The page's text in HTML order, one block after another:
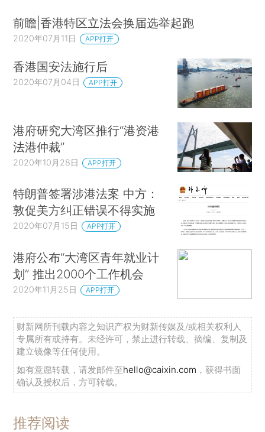
前瞻|香港特区立法会换届选举起跑
2020年07月11日 APP打开
香港国安法施行后
2020年07月04日 APP打开
港府研究大湾区推行“港资港
法港仲裁”
2020年10月28日 APP打开
特朗普签署涉港法案 中方：
敦促美方纠正错误不得实施
2020年07月15日 APP打开
港府公布“大湾区青年就业计
划” 推出2000个工作机会
2020年11月25日 APP打开
财新网所刊载内容之知识产权为财新传媒及/或相关权利人
专属所有或持有。未经许可，禁止进行转载、摘编、复制及
建立镜像等任何使用。
如有意愿转载，请发邮件至hello@caixin.com ，获得书面
确认及授权后，方可转载。
推荐阅读